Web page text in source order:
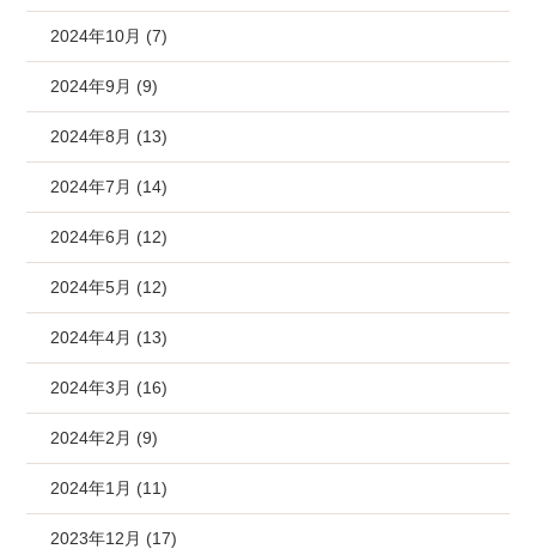
2024年10月 (7)
2024年9月 (9)
2024年8月 (13)
2024年7月 (14)
2024年6月 (12)
2024年5月 (12)
2024年4月 (13)
2024年3月 (16)
2024年2月 (9)
2024年1月 (11)
2023年12月 (17)